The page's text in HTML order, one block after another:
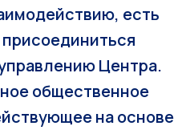
есть
Центра.
общественное
на основе